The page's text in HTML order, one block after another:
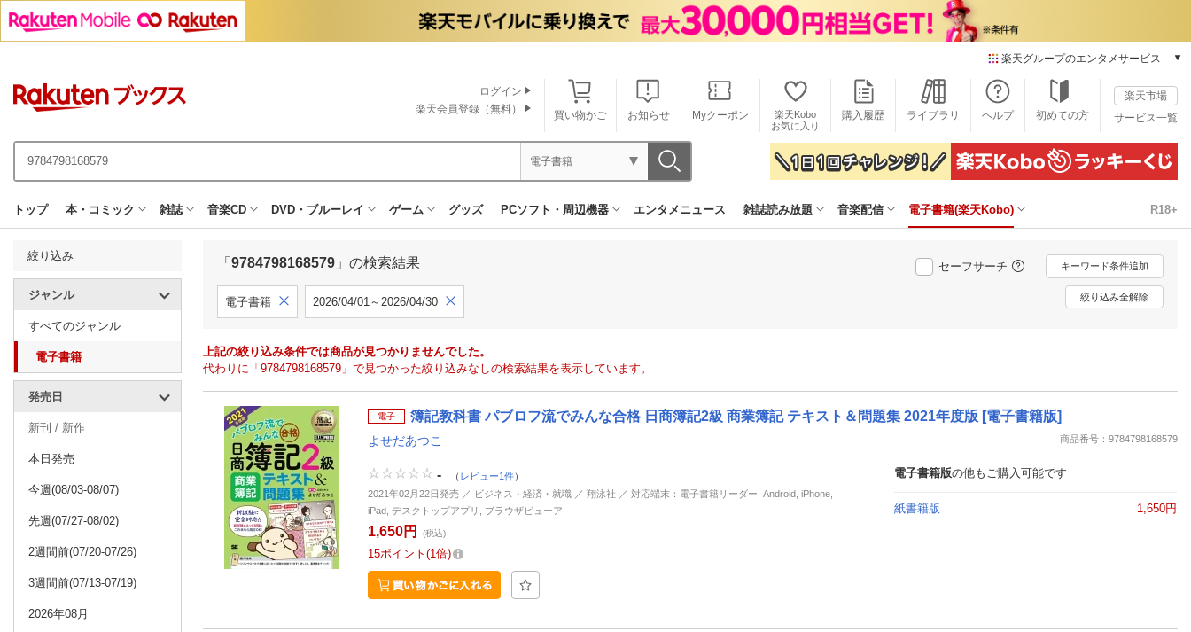
楽天グループのエンタメサービス
本/ゲーム/CD/DVD
楽天ブックス
電子書籍
楽天Kobo
雑誌読み放題
楽天ミュージック
動画配信
楽天TV
動画配信ガイド
エンタメニュース
推し楽
買い物かご お知らせ Myクーポン
楽天Kobo
お気に入り
購入履歴 ライブラリ ヘルプ 初めての方
楽天市場
サービス一覧
ログイン
楽天会員登録（無料）
電子書籍
トップ 本・コミック 雑誌 音楽CD DVD・ブルーレイ ゲーム グッズ PCソフト・周辺機器 エンタメニュース 雑誌読み放題 音楽配信 電子書籍(楽天Kobo) R18+
絞り込み
ジャンル
すべてのジャンル
電子書籍
発売日
新刊 / 新作
本日発売
今週(08/03-08/07)
先週(07/27-08/02)
2週間前(07/20-07/26)
3週間前(07/13-07/19)
2026年08月
「 9784798168579 」の検索結果 セーフサーチ キーワード条件追加
電子書籍 2026/04/01～2026/04/30 絞り込み全解除
上記の絞り込み条件では商品が見つかりませんでした。
代わりに「9784798168579」で見つかった絞り込みなしの検索結果を表示しています。
電子 簿記教科書 パブロフ流でみんな合格 日商簿記2級 商業簿記 テキスト＆問題集 2021年度版 [電子書籍版]
よせだあつこ 商品番号：9784798168579
- （ レビュー1件）
2021年02月22日発売 ／ ビジネス・経済・就職 ／ 翔泳社 ／ 対応端末：電子書籍リーダー, Android, iPhone,
iPad, デスクトップアプリ, ブラウザビューア
1,650円 (税込)
15ポイント 1倍
電子書籍版の他もご購入可能です
紙書籍版 1,650円